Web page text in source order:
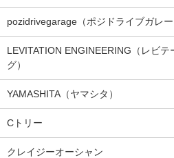
pozidrivegarage（ポジドライブガレー
LEVITATION ENGINEERING（レビ
グ）
YAMASHITA（ヤマシタ）
Cトリー
クレイジーオーシャン